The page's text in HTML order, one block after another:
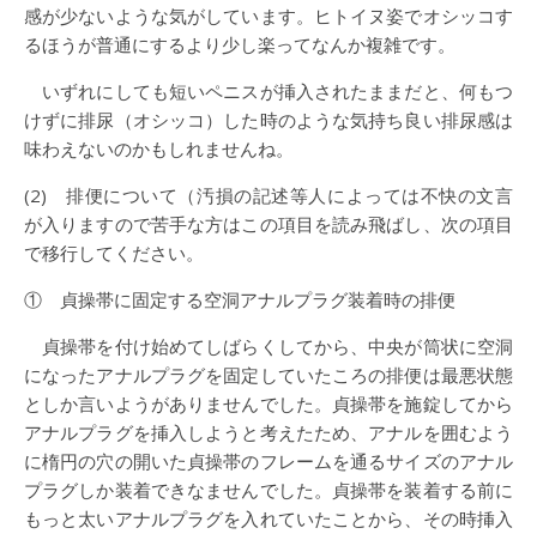
感が少ないような気がしています。ヒトイヌ姿でオシッコす
るほうが普通にするより少し楽ってなんか複雑です。
いずれにしても短いペニスが挿入されたままだと、何もつ
けずに排尿（オシッコ）した時のような気持ち良い排尿感は
味わえないのかもしれませんね。
(2) 排便について（汚損の記述等人によっては不快の文言
が入りますので苦手な方はこの項目を読み飛ばし、次の項目
で移行してください。
① 貞操帯に固定する空洞アナルプラグ装着時の排便
貞操帯を付け始めてしばらくしてから、中央が筒状に空洞
になったアナルプラグを固定していたころの排便は最悪状態
としか言いようがありませんでした。貞操帯を施錠してから
アナルプラグを挿入しようと考えたため、アナルを囲むよう
に楕円の穴の開いた貞操帯のフレームを通るサイズのアナル
プラグしか装着できなませんでした。貞操帯を装着する前に
もっと太いアナルプラグを入れていたことから、その時挿入